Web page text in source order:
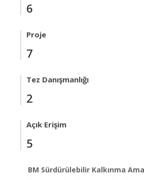
6
Proje
7
Tez Danışmanlığı
2
Açık Erişim
5
BM Sürdürülebilir Kalkınma